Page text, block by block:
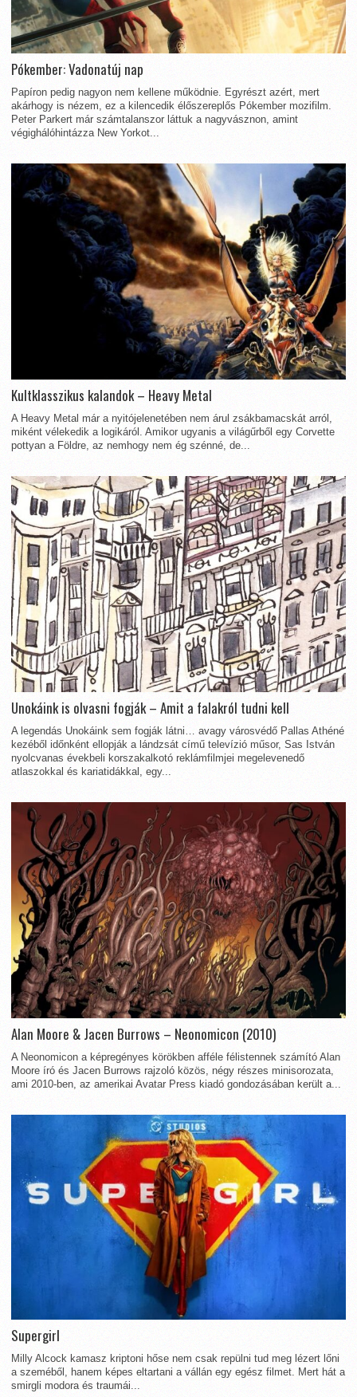
Pókember: Vadonatúj nap
Papíron pedig nagyon nem kellene működnie. Egyrészt azért, mert
akárhogy is nézem, ez a kilencedik élőszereplős Pókember mozifilm.
Peter Parkert már számtalanszor láttuk a nagyvásznon, amint
végighálóhintázza New Yorkot...
Kultklasszikus kalandok – Heavy Metal
A Heavy Metal már a nyitójelenetében nem árul zsákbamacskát arról,
miként vélekedik a logikáról. Amikor ugyanis a világűrből egy Corvette
pottyan a Földre, az nemhogy nem ég szénné, de...
Unokáink is olvasni fogják – Amit a falakról tudni kell
A legendás Unokáink sem fogják látni… avagy városvédő Pallas Athéné
kezéből időnként ellopják a lándzsát című televízió műsor, Sas István
nyolcvanas évekbeli korszakalkotó reklámfilmjei megelevenedő
atlaszokkal és kariatidákkal, egy...
Alan Moore & Jacen Burrows – Neonomicon (2010)
A Neonomicon a képregényes körökben afféle félistennek számító Alan
Moore író és Jacen Burrows rajzoló közös, négy részes minisorozata,
ami 2010-ben, az amerikai Avatar Press kiadó gondozásában került a...
Supergirl
Milly Alcock kamasz kriptoni hőse nem csak repülni tud meg lézert lőni
a szeméből, hanem képes eltartani a vállán egy egész filmet. Mert hát a
smirgli modora és traumái...